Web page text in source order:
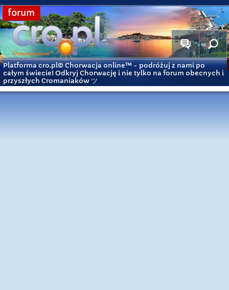
forum
Platforma cro.pl© Chorwacja online™ - podróżuj z nami po
całym świecie! Odkryj Chorwację i nie tylko na forum obecnych i
przyszłych Cromaniaków ツ